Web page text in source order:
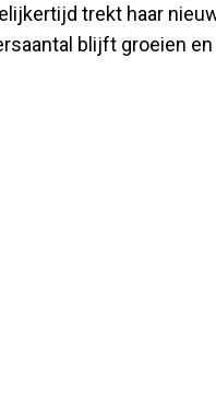
trekt haar
blijft groeien